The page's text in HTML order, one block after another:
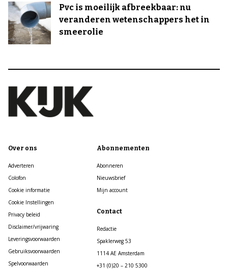
Pvc is moeilijk afbreekbaar: nu
veranderen wetenschappers het in
smeerolie
Over ons
Adverteren
Colofon
Cookie informatie
Cookie Instellingen
Privacy beleid
Disclaimer/vrijwaring
Leveringsvoorwaarden
Gebruiksvoorwaarden
Spelvoorwaarden
Abonnementen
Abonneren
Nieuwsbrief
Mijn account
Contact
Redactie
Spaklerweg 53
1114 AE Amsterdam
+31 (0)20 – 210 5300